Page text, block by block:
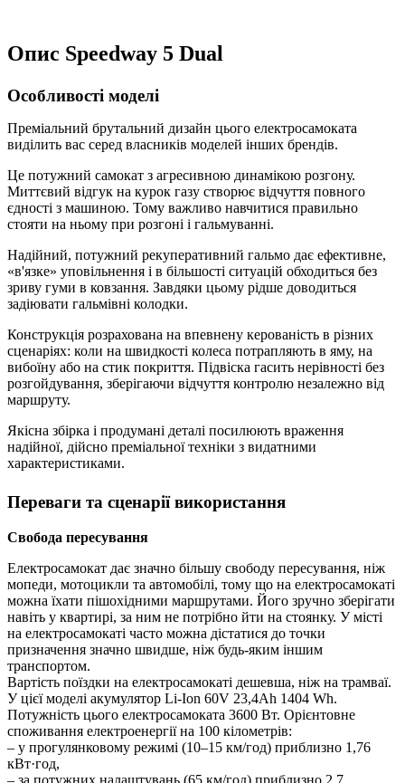
Опис Speedway 5 Dual
Особливості моделі
Преміальний брутальний дизайн цього електросамоката
виділить вас серед власників моделей інших брендів.
Це потужний самокат з агресивною динамікою розгону.
Миттєвий відгук на курок газу створює відчуття повного
єдності з машиною. Тому важливо навчитися правильно
стояти на ньому при розгоні і гальмуванні.
Надійний, потужний рекуперативний гальмо дає ефективне,
«в'язке» уповільнення і в більшості ситуацій обходиться без
зриву гуми в ковзання. Завдяки цьому рідше доводиться
задіювати гальмівні колодки.
Конструкція розрахована на впевнену керованість в різних
сценаріях: коли на швидкості колеса потрапляють в яму, на
вибоїну або на стик покриття. Підвіска гасить нерівності без
розгойдування, зберігаючи відчуття контролю незалежно від
маршруту.
Якісна збірка і продумані деталі посилюють враження
надійної, дійсно преміальної техніки з видатними
характеристиками.
Переваги та сценарії використання
Свобода пересування
Електросамокат дає значно більшу свободу пересування, ніж
мопеди, мотоцикли та автомобілі, тому що на електросамокаті
можна їхати пішохідними маршрутами. Його зручно зберігати
навіть у квартирі, за ним не потрібно йти на стоянку. У місті
на електросамокаті часто можна дістатися до точки
призначення значно швидше, ніж будь-яким іншим
транспортом.
Вартість поїздки на електросамокаті дешевша, ніж на трамваї.
У цієї моделі акумулятор Li-Ion 60V 23,4Ah 1404 Wh.
Потужність цього електросамоката 3600 Вт. Орієнтовне
споживання електроенергії на 100 кілометрів:
– у прогулянковому режимі (10–15 км/год) приблизно 1,76
кВт·год,
– за потужних налаштувань (65 км/год) приблизно 2,7